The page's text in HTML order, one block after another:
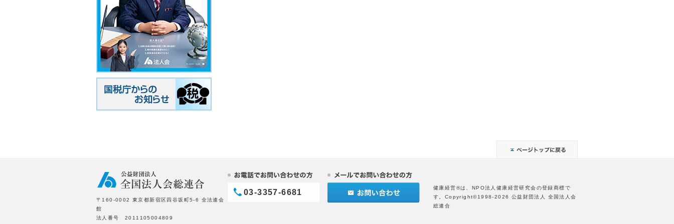
〒160-0002 東京都新宿区四谷坂町5-6 全法連会
館
法人番号 2011105004809
03-3357-6681
健康経営®は、NPO法人健康経営研究会の登録商標で
す。Copyright©1998-2026 公益財団法人 全国法人会
総連合